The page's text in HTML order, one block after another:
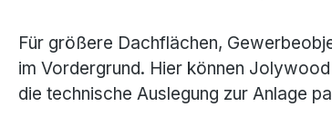
Für größere Dachflächen,
im Vordergrund. Hier können
die technische Auslegung zur Anlage